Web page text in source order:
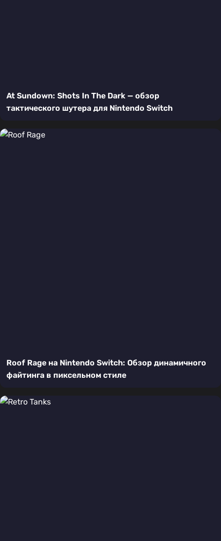
At Sundown: Shots In The Dark — обзор
тактического шутера для Nintendo Switch
Roof Rage на Nintendo Switch: Обзор динамичного
файтинга в пиксельном стиле